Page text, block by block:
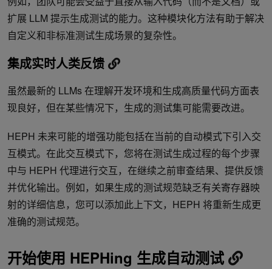
扩展 LLM 提示生成测试的能力。这种模块化方法有助于解决
自定义和非标准测试生成场景的复杂性。
集成实时人类反馈
虽然最新的 LLMs 在理解开发环境和生成高质量代码方面表
现良好，但在某些情况下，生成的测试集可能需要改进。
HEPH 未来可能的增强功能包括在当前的自动模式下引入交
互模式。在此交互模式下，您将在测试生成过程的每个步骤
中与 HEPH 代理进行交互，在继续之前审查结果、提供反馈
并优化输出。例如，如果生成的测试规范缺乏有关寄存器映
射的详细信息，您可以添加此上下文，HEPH 将重新生成更
准确的测试规范。
开始使用 HEPHing 生成自动测试